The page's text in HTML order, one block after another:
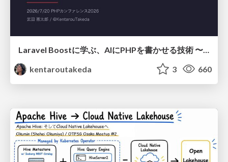
kentaroutakeda
3 660